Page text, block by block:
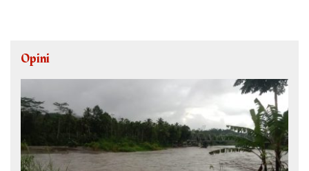
Opini